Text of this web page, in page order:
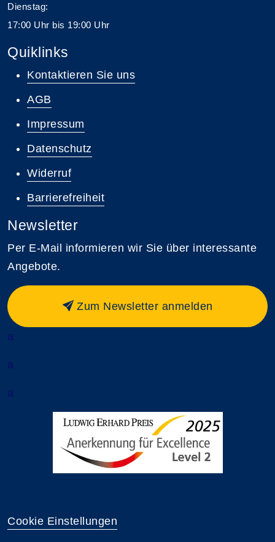
Dienstag:
17:00 Uhr bis 19:00 Uhr
Quiklinks
Kontaktieren Sie uns
AGB
Impressum
Datenschutz
Widerruf
Barrierefreiheit
Newsletter
Per E-Mail informieren wir Sie über interessante
Angebote.
Zum Newsletter anmelden
a
a
a
Cookie Einstellungen